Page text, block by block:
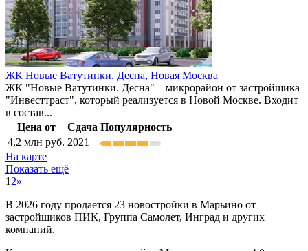
ЖК Новые Ватутинки. Десна, Новая Москва
ЖК "Новые Ватутинки. Десна" – микрорайон от застройщика
"Инвесттраст", который реализуется в Новой Москве. Входит
в состав...
Цена от
Сдача Популярность
4,2 млн руб. 2021
На карте
Показать ещё
1 2»
В 2026 году продается 23 новостройки в Марьино от
застройщиков ПИК, Группа Самолет, Инград и других
компаний.